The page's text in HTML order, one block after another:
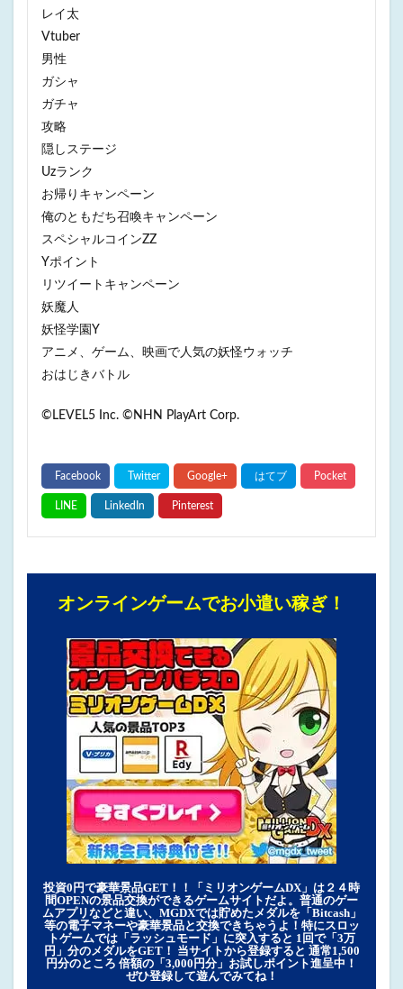
レイ太
Vtuber
男性
ガシャ
ガチャ
攻略
隠しステージ
Uzランク
お帰りキャンペーン
俺のともだち召喚キャンペーン
スペシャルコインZZ
Yポイント
リツイートキャンペーン
妖魔人
妖怪学園Y
アニメ、ゲーム、映画で人気の妖怪ウォッチ
おはじきバトル
©LEVEL5 Inc. ©NHN PlayArt Corp.
オンラインゲームでお小遣い稼ぎ！
投資0円で豪華景品GET！！「ミリオンゲームDX」は２４時
間OPENの景品交換ができるゲームサイトだよ。普通のゲー
ムアプリなどと違い、MGDXでは貯めたメダルを「Bitcash」
等の電子マネーや豪華景品と交換できちゃうよ！特にスロッ
トゲームでは「ラッシュモード」に突入すると 1回で「3万
円」分のメダルをGET！ 当サイトから登録すると 通常1,500
円分のところ 倍額の「3,000円分」お試しポイント進呈中！
ぜひ登録して遊んでみてね！